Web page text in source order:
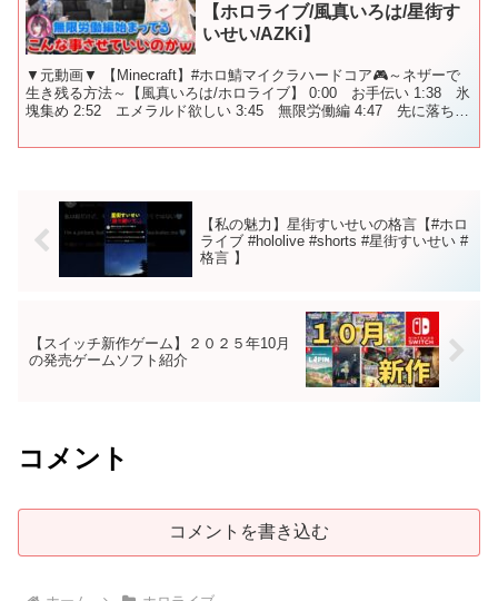
【ホロライブ/風真いろは/星街す
いせい/AZKi】
▼元動画▼ 【Minecraft】#ホロ鯖マイクラハードコア🎮～ネザーで
生き残る方法～【風真いろは/ホロライブ】 0:00 お手伝い 1:38 氷
塊集め 2:52 エメラルド欲しい 3:45 無限労働編 4:47 先に落ちる
【私の魅力】星街すいせいの格言【#ホロ
ライブ #hololive #shorts #星街すいせい #
格言 】
【スイッチ新作ゲーム】２０２５年10月
の発売ゲームソフト紹介
コメント
コメントを書き込む